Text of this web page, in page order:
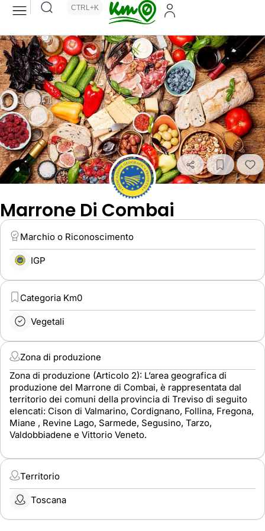
CTRL+K
Marrone Di Combai
Marchio o Riconoscimento
IGP
Categoria Km0
Vegetali
Zona di produzione
Zona di produzione (Articolo 2): L’area geografica di
produzione del Marrone di Combai, è rappresentata dal
territorio dei comuni della provincia di Treviso di seguito
elencati: Cison di Valmarino, Cordignano, Follina, Fregona,
Miane , Revine Lago, Sarmede, Segusino, Tarzo,
Valdobbiadene e Vittorio Veneto.
Territorio
Toscana